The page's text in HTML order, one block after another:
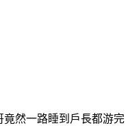
然一路睡到戶長都游完